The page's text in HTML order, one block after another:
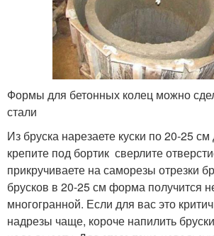
Формы для бетонных колец можно
стали
Из бруска нарезаете куски по 20-25
крепите под бортик сверлите
прикручиваете на саморезы отрезки
брусков в 20-25 см форма получится
многогранной. Если для вас это
надрезы чаще, короче напилить